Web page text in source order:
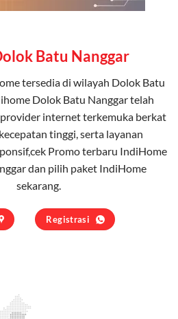
Batu Nanggar
tersedia di wilayah Dolok Batu
Dolok Batu Nanggar telah
internet terkemuka berkat
tinggi, serta layanan
Promo terbaru IndiHome
dan pilih paket IndiHome
sekarang.
Registrasi